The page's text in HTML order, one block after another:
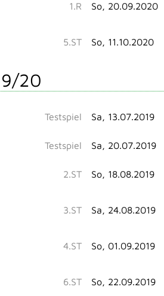
1.R So, 20.09.2020
5.ST So, 11.10.2020
20
Testspiel Sa, 13.07.2019
Testspiel Sa, 20.07.2019
2.ST So, 18.08.2019
3.ST Sa, 24.08.2019
4.ST So, 01.09.2019
6.ST So, 22.09.2019